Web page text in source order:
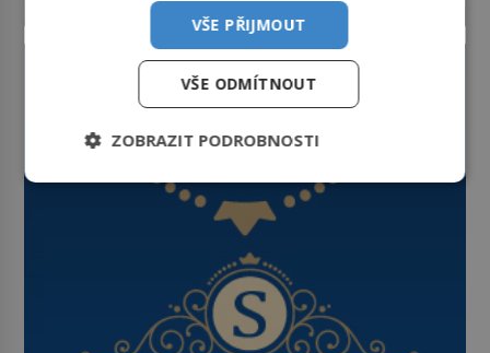
VŠE PŘIJMOUT
VŠE ODMÍTNOUT
ZOBRAZIT PODROBNOSTI